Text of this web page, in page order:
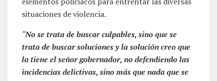
elementos policiacos para enfrentar las diversas
situaciones de violencia.
“No se trata de buscar culpables, sino que se
trata de buscar soluciones y la solución creo que
la tiene el señor gobernador, no defendiendo las
incidencias delictivas, sino más que nada que se